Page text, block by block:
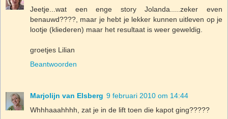
Jeetje...wat een enge story Jolanda.....zeker even
benauwd????, maar je hebt je lekker kunnen uitleven op je
lootje (kliederen) maar het resultaat is weer geweldig.
groetjes Lilian
Beantwoorden
Marjolijn van Elsberg 9 februari 2010 om 14:44
Whhhaaahhhh, zat je in de lift toen die kapot ging?????